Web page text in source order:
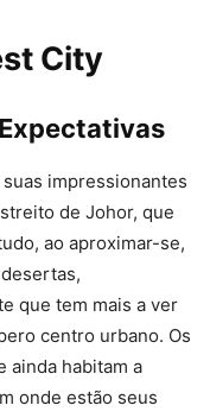
City
impressionantes
de Johor, que
ao aproximar-se,
que tem mais a ver
centro urbano. Os
ainda habitam a
onde estão seus